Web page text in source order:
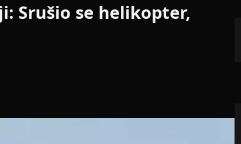
Srušio se helikopter,